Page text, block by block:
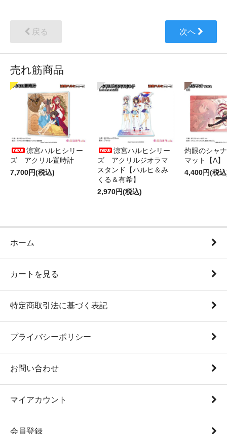
戻る 次へ
売れ筋商品
涼宮ハルヒシリー
ズ アクリル置時計
7,700円(税込)
涼宮ハルヒシリー
ズ アクリルジオラマ
スタンド【ハルヒ＆み
くる＆有希】
2,970円(税込)
灼眼のシャ
マット【A】
4,400円(税
ホーム
カートを見る
特定商取引法に基づく表記
プライバシーポリシー
お問い合わせ
マイアカウント
会員登録